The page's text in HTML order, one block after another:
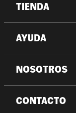
TIENDA
AYUDA
NOSOTROS
CONTACTO